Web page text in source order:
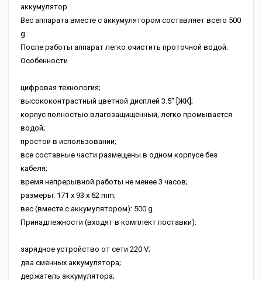
аккумулятор.
Вес аппарата вместе с аккумулятором составляет всего 500
g.
После работы аппарат легко очистить проточной водой.
Особенности
цифровая технология;
высококонтрастный цветной дисплей 3.5" [ЖК];
корпус полностью влагозащищённый, легко промывается
водой;
простой в использовании;
все составные части размещены в одном корпусе без
кабеля;
время непрерывной работы не менее 3 часов;
размеры: 171 х 93 х 62 mm;
вес (вместе с аккумулятором): 500 g.
Принадлежности (входят в комплект поставки):
зарядное устройство от сети 220 V;
два сменных аккумулятора;
держатель аккумулятора;